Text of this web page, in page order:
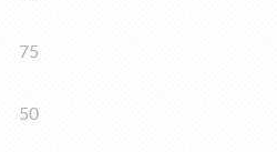
75
50